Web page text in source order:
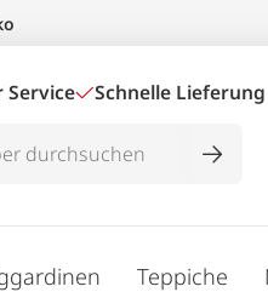
Service Schnelle Lieferung
Teppiche